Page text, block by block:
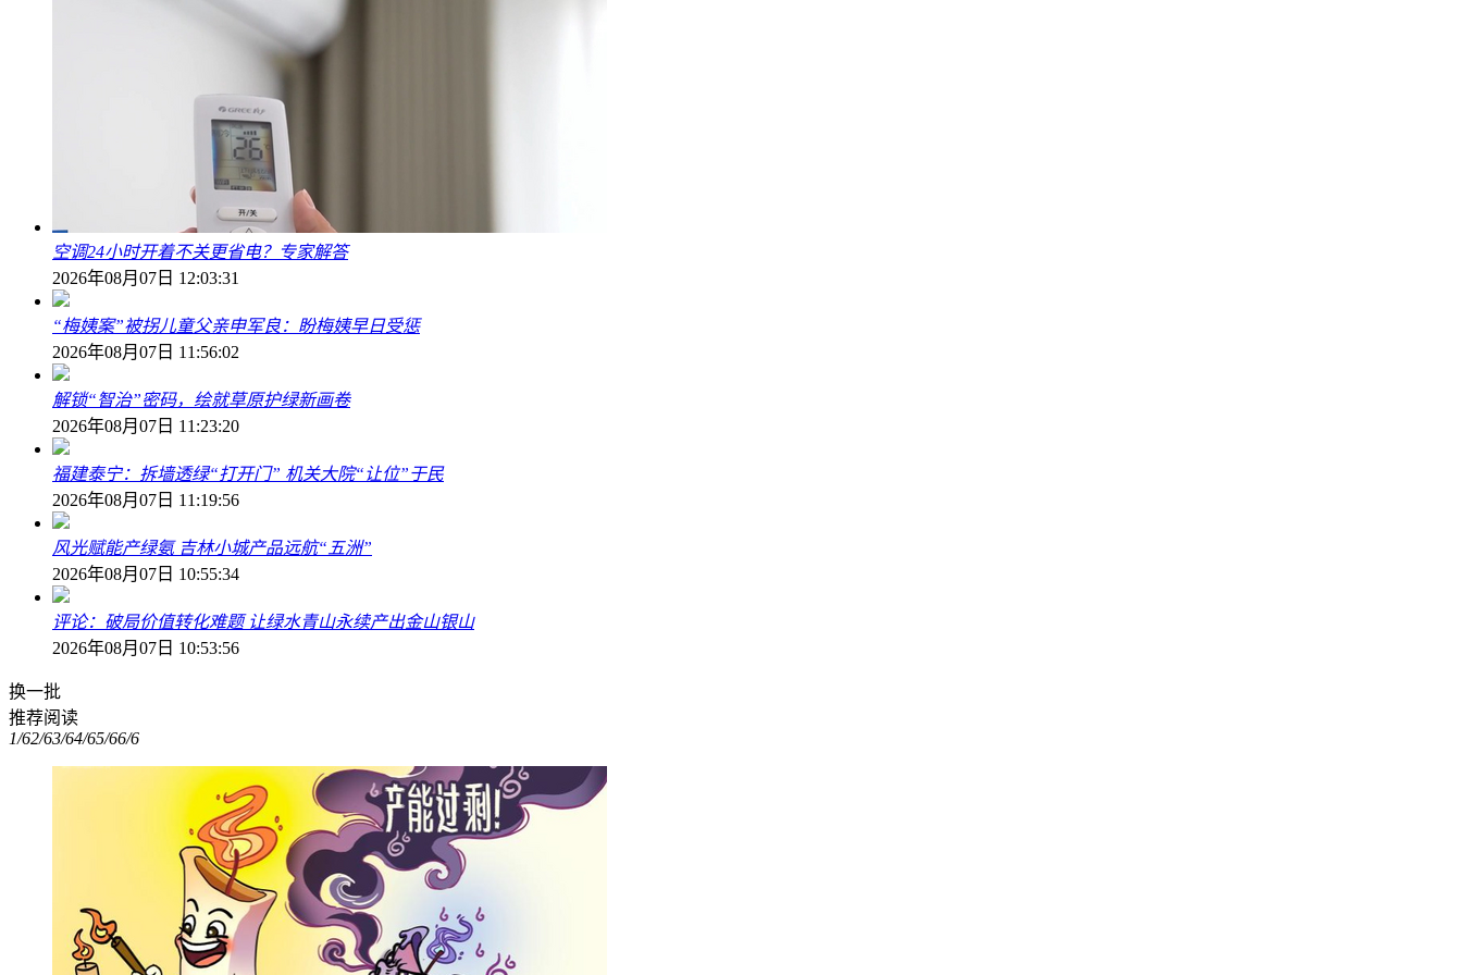
空调24小时开着不关更省电？专家解答
2026年08月07日 12:03:31
“梅姨案”被拐儿童父亲申军良：盼梅姨早日受惩
2026年08月07日 11:56:02
解锁“智治”密码，绘就草原护绿新画卷
2026年08月07日 11:23:20
福建泰宁：拆墙透绿“打开门” 机关大院“让位”于民
2026年08月07日 11:19:56
风光赋能产绿氨 吉林小城产品远航“五洲”
2026年08月07日 10:55:34
评论：破局价值转化难题 让绿水青山永续产出金山银山
2026年08月07日 10:53:56
换一批
推荐阅读
1/62/63/64/65/66/6